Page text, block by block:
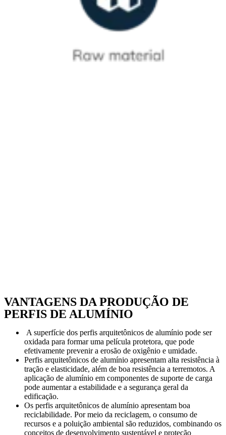
VANTAGENS DA PRODUÇÃO DE
PERFIS DE ALUMÍNIO
A superfície dos perfis arquitetônicos de alumínio pode ser
oxidada para formar uma película protetora, que pode
efetivamente prevenir a erosão de oxigênio e umidade.
Perfis arquitetônicos de alumínio apresentam alta resistência à
tração e elasticidade, além de boa resistência a terremotos. A
aplicação de alumínio em componentes de suporte de carga
pode aumentar a estabilidade e a segurança geral da
edificação.
Os perfis arquitetônicos de alumínio apresentam boa
reciclabilidade. Por meio da reciclagem, o consumo de
recursos e a poluição ambiental são reduzidos, combinando os
conceitos de desenvolvimento sustentável e proteção